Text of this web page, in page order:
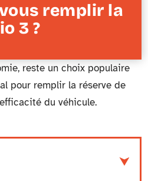
remplir la
3 ?
reste un choix populaire
pour remplir la réserve de
du véhicule.